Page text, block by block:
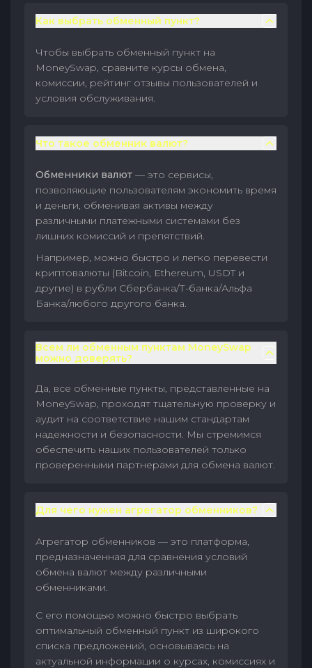
Как выбрать обменный пункт?
Чтобы выбрать обменный пункт на
MoneySwap, сравните курсы обмена,
комиссии, рейтинг отзывы пользователей и
условия обслуживания.
Что такое обменник валют?
Обменники валют — это сервисы,
позволяющие пользователям экономить время
и деньги, обменивая активы между
различными платежными системами без
лишних комиссий и препятствий.
Например, можно быстро и легко перевести
криптовалюты (Bitcoin, Ethereum, USDT и
другие) в рубли Сбербанка/Т-банка/Альфа
Банка/любого другого банка.
Всем ли обменным пунктам MoneySwap
можно доверять?
Да, все обменные пункты, представленные на
MoneySwap, проходят тщательную проверку и
аудит на соответствие нашим стандартам
надежности и безопасности. Мы стремимся
обеспечить наших пользователей только
проверенными партнерами для обмена валют.
Для чего нужен агрегатор обменников?
Агрегатор обменников — это платформа,
предназначенная для сравнения условий
обмена валют между различными
обменниками.
С его помощью можно быстро выбрать
оптимальный обменный пункт из широкого
списка предложений, основываясь на
актуальной информации о курсах, комиссиях и